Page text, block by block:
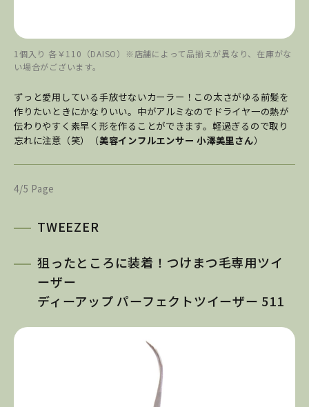
1個入り 各￥110（DAISO）※店舗によって品揃えが異なり、在庫がな
い場合がございます。
ずっと愛用している手放せないカーラー！この太さがゆる前髪を
作りたいときにかなりいい。中がアルミなのでドライヤ一の熱が
伝わりやすく素早く形を作ることができます。軽過ぎるので取り
忘れに注意（笑）（美容インフルエンサー 小澤美里さん）
4/5 Page
TWEEZER
狙ったところに装着！つけまつ毛専用ツイ
ーザー
ディーアップ パーフェクトツイーザー 511